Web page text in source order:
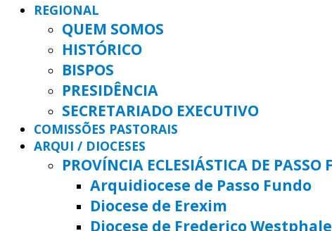
REGIONAL
QUEM SOMOS
HISTÓRICO
BISPOS
PRESIDÊNCIA
SECRETARIADO EXECUTIVO
COMISSÕES PASTORAIS
ARQUI / DIOCESES
PROVÍNCIA ECLESIÁSTICA DE PASSO
Arquidiocese de Passo Fundo
Diocese de Erexim
Diocese de Frederico